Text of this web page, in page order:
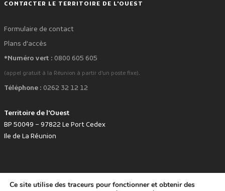
CONTACTER LE TERRITOIRE DE L'OUEST
Formulaire de contact
Plans d'accès
*Numéro vert : 0800 605 605
(appel gratuit à la Réunion à partir d'un poste fixe).
Téléphone : 0262 32 12 12
Territoire de l'Ouest
BP 50049 – 97822 Le Port Cedex
Ile de La Réunion
Développé avec favoritepar le Territoire de l'Ouest © www.tco.re -2026.
Ce site utilise des traceurs pour fonctionner et obtenir des